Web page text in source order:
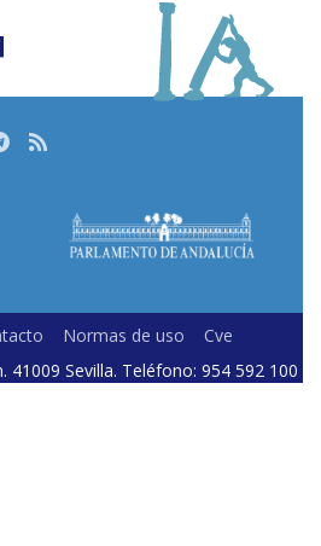
Telegram
RSS
Normas de uso
Cve
41009 Sevilla. Teléfono: 954 592 100